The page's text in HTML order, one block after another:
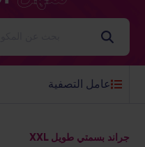
عامل التصفية
جراند بسمتي طويل XXL